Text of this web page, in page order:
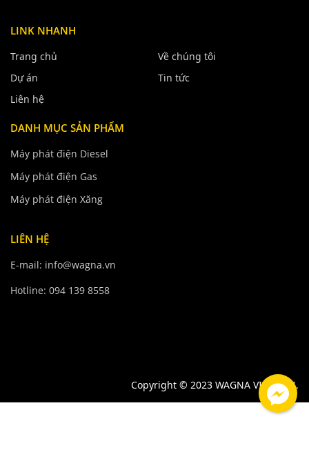
LINK NHANH
Trang chủ
Về chúng tôi
Dự án
Tin tức
Liên hệ
DANH MỤC SẢN PHẨM
Máy phát điện Diesel
Máy phát điện Gas
Máy phát điện Xăng
LIÊN HỆ
E-mail: info@wagna.vn
Hotline: 094 139 8558
Copyright © 2023 WAGNA VIETNAM.